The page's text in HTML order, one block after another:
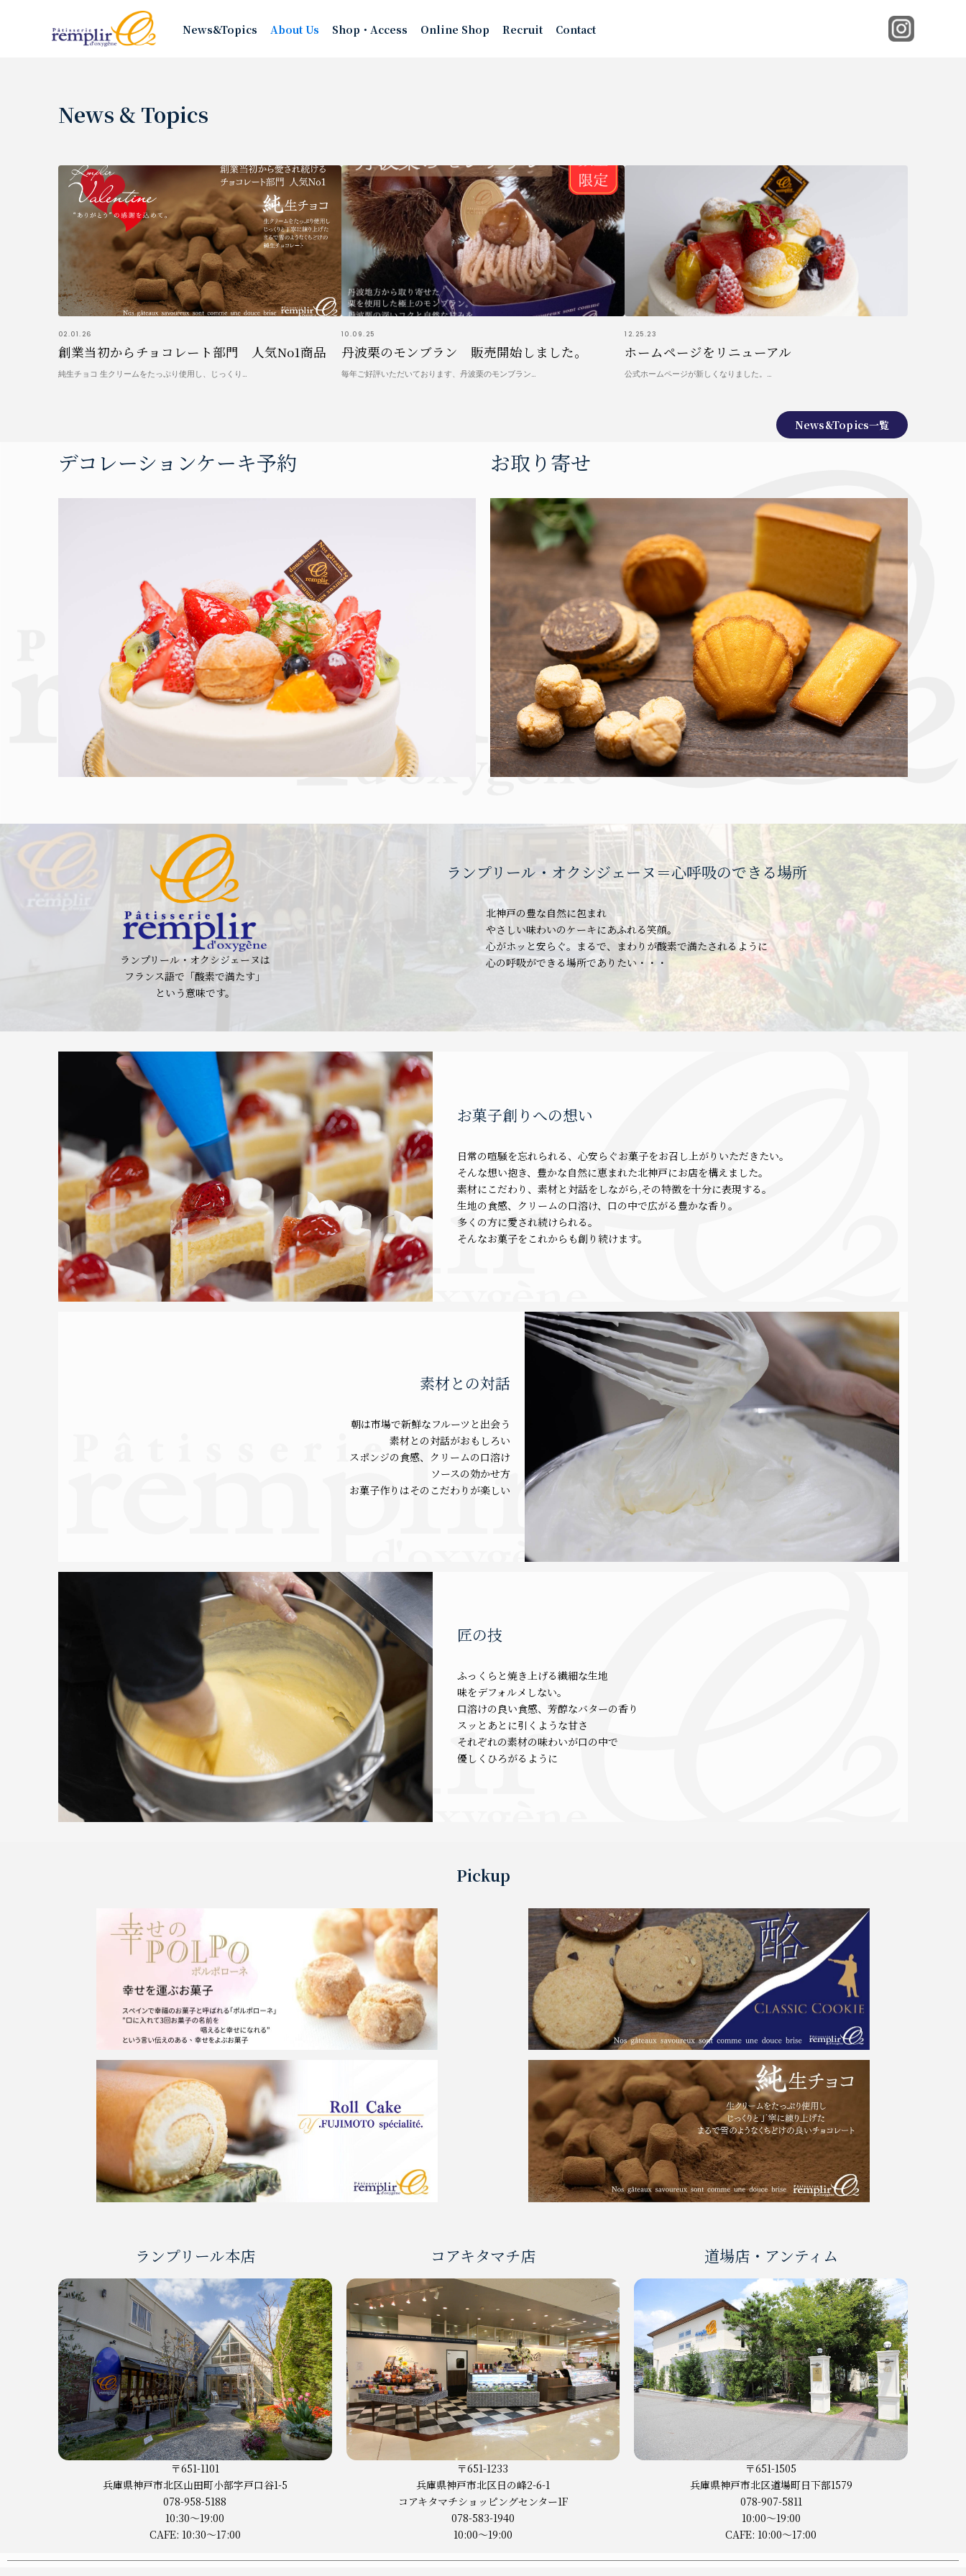
News&Topics About Us Shop・Access Online Shop Recruit Contact
News & Topics
02.01.26
創業当初からチョコレート部門 人気No1商品
純生チョコ 生クリームをたっぷり使用し、じっくり…
10.09.25
丹波栗のモンブラン 販売開始しました。
毎年ご好評いただいております、丹波栗のモンブラン…
12.25.23
ホームページをリニューアル
公式ホームページが新しくなりました。…
News&Topics一覧
デコレーションケーキ予約 お取り寄せ
ランプリール・オクシジェーヌは
フランス語で「酸素で満たす」
という意味です。
ランプリール・オクシジェーヌ＝心呼吸のできる場所
北神戸の豊な自然に包まれ
やさしい味わいのケーキにあふれる笑顔。
心がホッと安らぐ。まるで、まわりが酸素で満たされるように
心の呼吸ができる場所でありたい・・・
お菓子創りへの想い
日常の喧騒を忘れられる、心安らぐお菓子をお召し上がりいただきたい。
そんな想い抱き、豊かな自然に恵まれた北神戸にお店を構えました。
素材にこだわり、素材と対話をしながら,その特徴を十分に表現する。
生地の食感、クリームの口溶け、口の中で広がる豊かな香り。
多くの方に愛され続けられる。
そんなお菓子をこれからも創り続けます。
素材との対話
朝は市場で新鮮なフルーツと出会う
素材との対話がおもしろい
スポンジの食感、クリームの口溶け
ソースの効かせ方
お菓子作りはそのこだわりが楽しい
匠の技
ふっくらと焼き上げる繊細な生地
味をデフォルメしない。
口溶けの良い食感、芳醇なバターの香り
スッとあとに引くような甘さ
それぞれの素材の味わいが口の中で
優しくひろがるように
Pickup
ランプリール本店
〒651-1101
兵庫県神戸市北区山田町小部字戸口谷1-5
078-958-5188
10:30〜19:00
CAFE: 10:30〜17:00
コアキタマチ店
〒651-1233
兵庫県神戸市北区日の峰2-6-1
コアキタマチショッピングセンター1F
078-583-1940
10:00〜19:00
道場店・アンティム
〒651-1505
兵庫県神戸市北区道場町日下部1579
078-907-5811
10:00〜19:00
CAFE: 10:00〜17:00